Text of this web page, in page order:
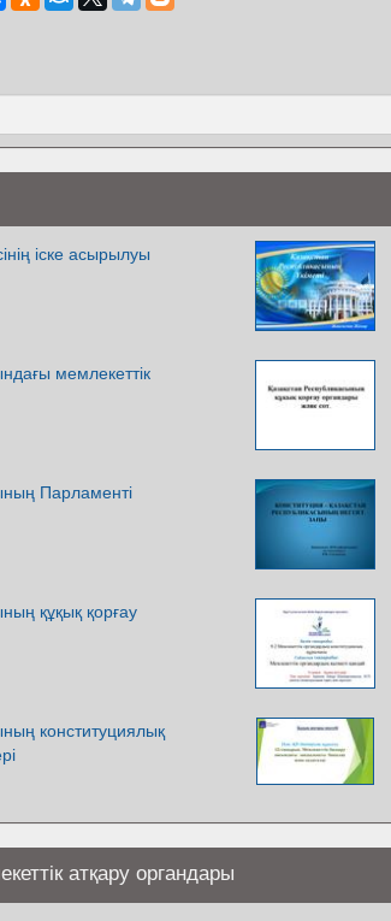
іске асырылуы
мемлекеттік
Парламенті
құқық қорғау
конституциялық
атқару органдары